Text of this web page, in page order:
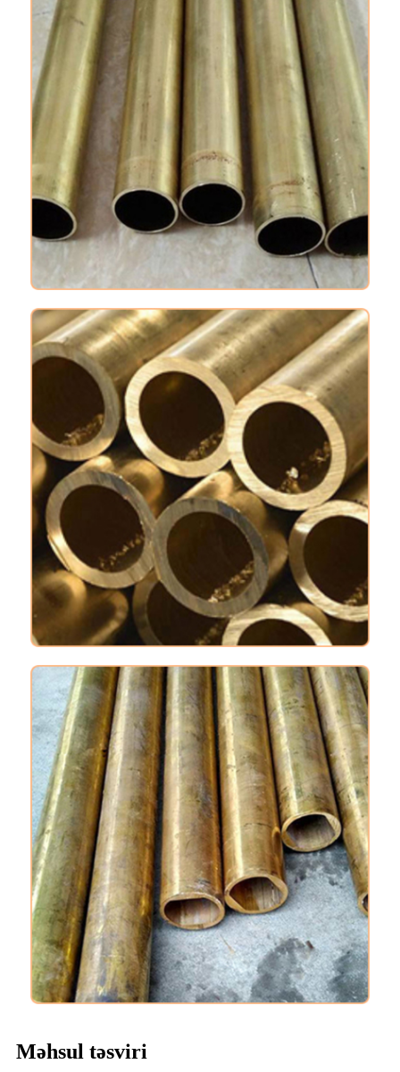
Məhsul təsviri